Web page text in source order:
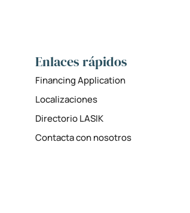
Enlaces rápidos
Financing Application
Localizaciones
Directorio LASIK
Contacta con nosotros